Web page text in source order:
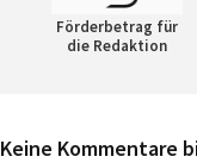
Förderbetrag für
die Redaktion
Keine Kommentare